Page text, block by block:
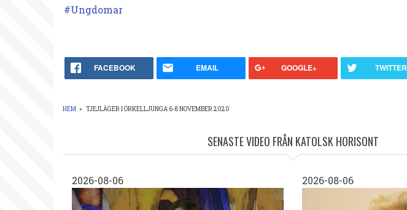
Ungdomar
FACEBOOK EMAIL GOOGLE+ TWITTER
HEM » TJEJLÄGER I ÖRKELLJUNGA 6-8 NOVEMBER 2020
SENASTE VIDEO FRÅN KATOLSK HORISONT
2026-08-06 2026-08-06